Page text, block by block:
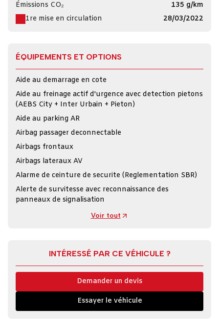
Émissions CO₂
135 g/km
1re mise en circulation
28/03/2022
ÉQUIPEMENTS ET OPTIONS
Aide au demarrage en cote
Aide au freinage actif d'urgence avec detection pietons
(AEBS City + Inter Urbain + Pieton)
Aide au parking AR
Airbag passager deconnectable
Airbags frontaux
Airbags lateraux AV
Alarme de ceinture de securite (Reglementation SBR)
Alerte de survitesse avec reconnaissance des
panneaux de signalisation
Voir tout
INTÉRESSÉ PAR CE VÉHICULE ?
Demander un devis
Essayer le véhicule